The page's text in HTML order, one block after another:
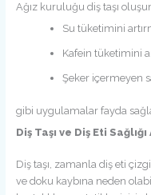
Ağız kuruluğu diş taşı
Su tüketimini
Kafein tüketimini
Şeker içermeyen
gibi uygulamalar fayda
Diş Taşı ve Diş Eti
Diş taşı, zamanla diş eti
ve doku kaybına neden